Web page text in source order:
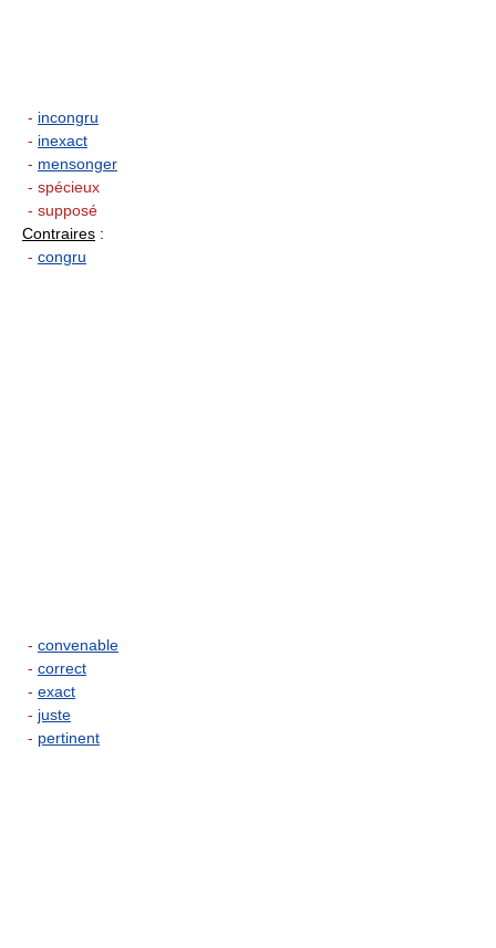
- incongru
- inexact
- mensonger
- spécieux
- supposé
Contraires :
- congru
- convenable
- correct
- exact
- juste
- pertinent